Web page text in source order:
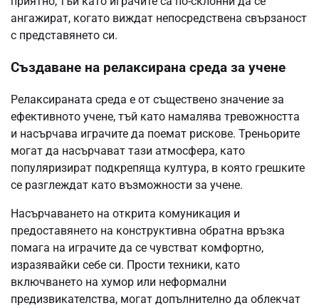
ангажират, когато виждат непосредствена свързаност
с представянето си.
Създаване на релаксирана среда за учене
Релаксираната среда е от съществено значение за
ефективното учене, тъй като намалява тревожността
и насърчава играчите да поемат рискове. Треньорите
могат да насърчават тази атмосфера, като
популяризират подкрепяща култура, в която грешките
се разглеждат като възможности за учене.
Насърчаването на открита комуникация и
предоставянето на конструктивна обратна връзка
помага на играчите да се чувстват комфортно,
изразявайки себе си. Прости техники, като
включването на хумор или неформални
предизвикателства, могат допълнително да облекчат